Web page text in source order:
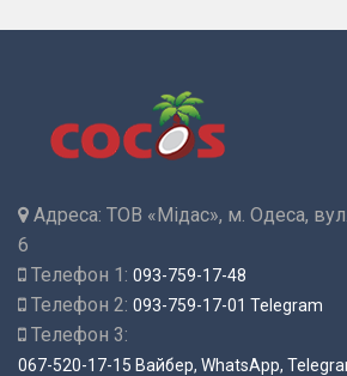
Адреса: ТОВ «Мідас», м. Одеса,
6
Телефон 1: 093-759-17-48
Телефон 2: 093-759-17-01 Telegram
Телефон 3:
067-520-17-15 Вайбер, WhatsApp,